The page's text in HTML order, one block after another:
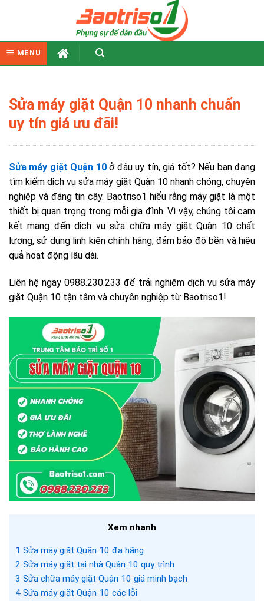
MENU
Sửa máy giặt Quận 10 nhanh chuẩn
uy tín giá ưu đãi!
Sửa máy giặt Quận 10ở đâu uy tín, giá tốt? Nếu bạn đang
tìm kiếm dịch vụ sửa máy giặt Quận 10 nhanh chóng, chuyên
nghiệp và đáng tin cậy. Baotriso1 hiểu rằng máy giặt là một
thiết bị quan trọng trong mỗi gia đình. Vì vậy, chúng tôi cam
kết mang đến dịch vụ sửa chữa máy giặt Quận 10 chất
lượng, sử dụng linh kiện chính hãng, đảm bảo độ bền và hiệu
quả hoạt động lâu dài.
Liên hệ ngay 0988.230.233 để trải nghiệm dịch vụ sửa máy
giặt Quận 10 tận tâm và chuyên nghiệp từ Baotriso1!
Xem nhanh
1 Sửa máy giặt Quận 10 đa hãng
2 Sửa máy giặt tại nhà Quận 10 quy trình
3 Sửa chữa máy giặt Quận 10 giá minh bạch
4 Sửa máy giặt Quận 10 các lỗi